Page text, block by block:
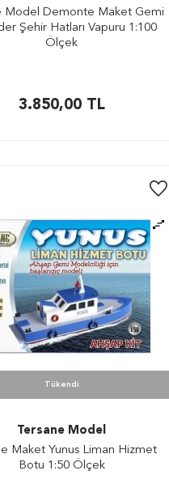
Model Demonte Maket Gemi
Şehir Hatları Vapuru 1:100
Ölçek
3.850,00TL
Tükendi
Tersane Model
Maket Yunus Liman Hizmet
Botu 1:50 Ölçek